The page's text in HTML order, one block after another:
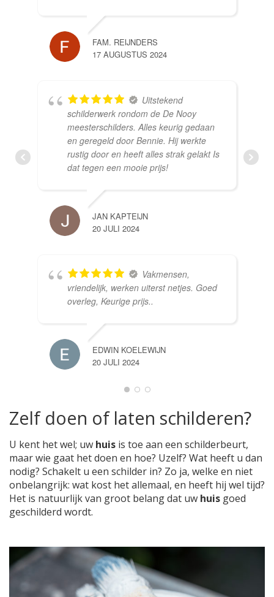
FAM. REIJNDERS
17 AUGUSTUS 2024
Uitstekend
schilderwerk rondom de De Nooy
meesterschilders. Alles keurig gedaan
en geregeld door Bennie. Hij werkte
rustig door en heeft alles strak gelakt Is
dat tegen een mooie prijs!
JAN KAPTEIJN
20 JULI 2024
Vakmensen,
vriendelijk, werken uiterst netjes. Goed
overleg, Keurige prijs..
EDWIN KOELEWIJN
20 JULI 2024
Zelf doen of laten schilderen?
U kent het wel; uw huis is toe aan een schilderbeurt,
maar wie gaat het doen en hoe? Uzelf? Wat heeft u dan
nodig? Schakelt u een schilder in? Zo ja, welke en niet
onbelangrijk: wat kost het allemaal, en heeft hij wel tijd?
Het is natuurlijk van groot belang dat uw huis goed
geschilderd wordt.